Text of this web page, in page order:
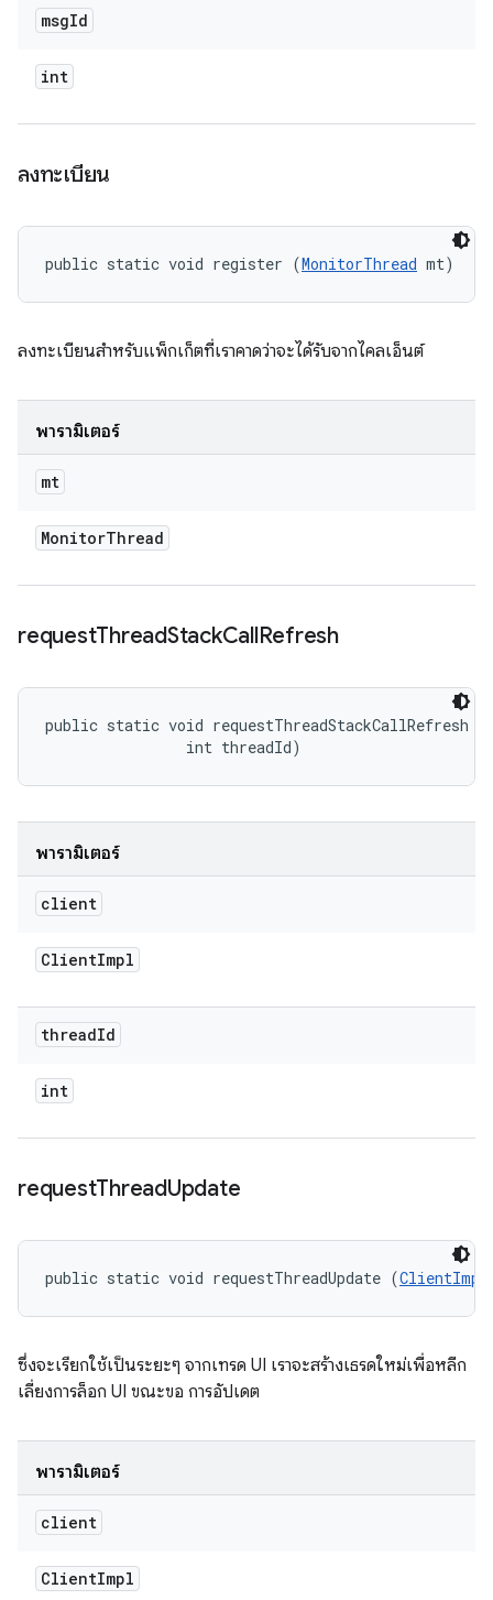
msgId
int
ลงทะเบียน
public static void register (MonitorThread mt)
ลงทะเบียนสำหรับแพ็กเก็ตที่เราคาดว่าจะได้รับจากไคลเอ็นต์
พารามิเตอร์
mt
MonitorThread
requestThreadStackCallRefresh
public static void requestThreadStackCallRefresh (
                int threadId)
พารามิเตอร์
client
ClientImpl
threadId
int
requestThreadUpdate
public static void requestThreadUpdate (ClientImpl
ซึ่งจะเรียกใช้เป็นระยะๆ จากเทรด UI เราจะสร้างเธรดใหม่เพื่อหลีก
เลี่ยงการล็อก UI ขณะขอ การอัปเดต
พารามิเตอร์
client
ClientImpl